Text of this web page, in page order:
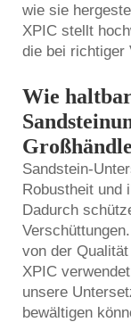
wie sie
XPIC stellt
die bei richtiger
Wie
Sandstein-
Robustheit und
Dadurch
von der
XPIC
unsere
bewältigen